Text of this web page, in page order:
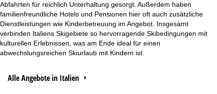
Abfahrten für reichlich Unterhaltung gesorgt. Außerdem haben
familienfreundliche Hotels und Pensionen hier oft auch zusätzliche
Dienstleistungen wie Kinderbetreuung im Angebot. Insgesamt
verbinden Italiens Skigebiete so hervorragende Skibedingungen mit
kulturellen Erlebnissen, was am Ende ideal für einen
abwechslungsreichen Skiurlaub mit Kindern ist.
Alle Angebote in Italien